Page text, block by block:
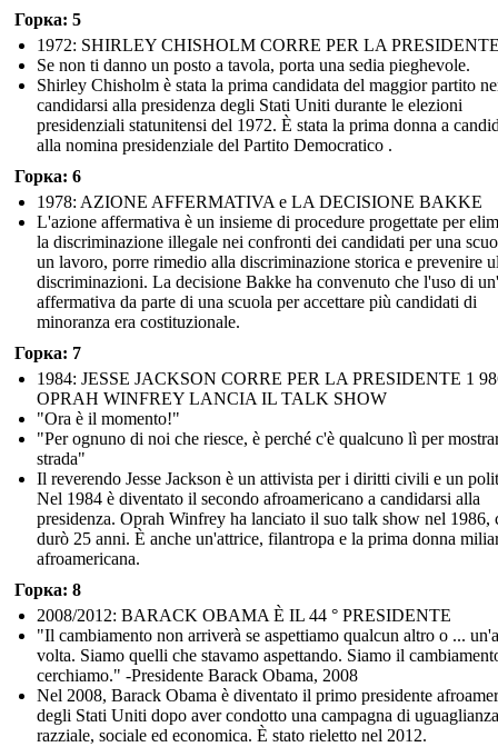
Горка: 5
1972: SHIRLEY CHISHOLM CORRE PER LA
Se non ti danno un posto a tavola, porta una sedia pieghevole.
Shirley Chisholm è stata la prima candidata del maggior partito
candidarsi alla presidenza degli Stati Uniti durante le elezioni
presidenziali statunitensi del 1972. È stata la prima donna a
alla nomina presidenziale del Partito Democratico .
Горка: 6
1978: AZIONE AFFERMATIVA e LA DECISIONE BAKKE
L'azione affermativa è un insieme di procedure progettate per
la discriminazione illegale nei confronti dei candidati per una
un lavoro, porre rimedio alla discriminazione storica e prevenire
discriminazioni. La decisione Bakke ha convenuto che l'uso di
affermativa da parte di una scuola per accettare più candidati di
minoranza era costituzionale.
Горка: 7
1984: JESSE JACKSON CORRE PER LA PRESIDENTE 1
OPRAH WINFREY LANCIA IL TALK SHOW
"Ora è il momento!"
"Per ognuno di noi che riesce, è perché c'è qualcuno lì per
strada"
Il reverendo Jesse Jackson è un attivista per i diritti civili e un
Nel 1984 è diventato il secondo afroamericano a candidarsi alla
presidenza. Oprah Winfrey ha lanciato il suo talk show nel 1986,
durò 25 anni. È anche un'attrice, filantropa e la prima donna
afroamericana.
Горка: 8
2008/2012: BARACK OBAMA È IL 44 ° PRESIDENTE
"Il cambiamento non arriverà se aspettiamo qualcun altro o ...
volta. Siamo quelli che stavamo aspettando. Siamo il
cerchiamo." -Presidente Barack Obama, 2008
Nel 2008, Barack Obama è diventato il primo presidente
degli Stati Uniti dopo aver condotto una campagna di uguaglianza
razziale, sociale ed economica. È stato rieletto nel 2012.